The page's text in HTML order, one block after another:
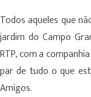
Todos aqueles que
jardim do Campo
RTP, com a
par de tudo o que
Amigos.